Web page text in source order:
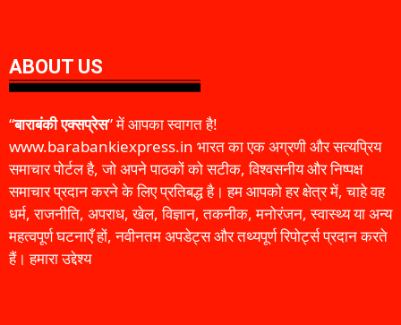
ABOUT US
“बाराबंकी एक्सप्रेस” में आपका स्वागत है!
www.barabankiexpress.in भारत का एक अग्रणी और सत्यप्रिय
समाचार पोर्टल है, जो अपने पाठकों को सटीक, विश्वसनीय और निष्पक्ष
समाचार प्रदान करने के लिए प्रतिबद्ध है। हम आपको हर क्षेत्र में, चाहे वह
धर्म, राजनीति, अपराध, खेल, विज्ञान, तकनीक, मनोरंजन, स्वास्थ्य या अन्य
महत्वपूर्ण घटनाएँ हों, नवीनतम अपडेट्स और तथ्यपूर्ण रिपोर्ट्स प्रदान करते
हैं। हमारा उद्देश्य